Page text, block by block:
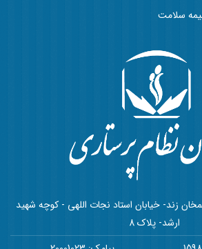
زند- خیابان استاد نجات اللهی - کوچه شهید
ارشد- پلاک 8
سلامت